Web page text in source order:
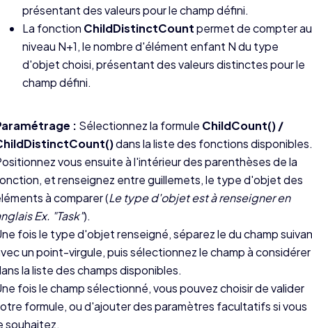
présentant des valeurs pour le champ défini.
La fonction ChildDistinctCountpermet de compter au
niveau N+1, le nombre d'élément enfant N du type
d'objet choisi, présentant des valeurs distinctes pour le
champ défini.
: Sélectionnez la formule ChildCount() /
dans la liste des fonctions disponibles.
vous ensuite à l'intérieur des parenthèses de la
et renseignez entre guillemets, le type d'objet des
à comparer (Le type d'objet est à renseigner en
Ex. "Task").
fois le type d'objet renseigné, séparez le du champ
un point-virgule, puis sélectionnez le champ à considérer
la liste des champs disponibles.
fois le champ sélectionné, vous pouvez choisir de valider
formule, ou d'ajouter des paramètres facultatifs si vous
souhaitez.